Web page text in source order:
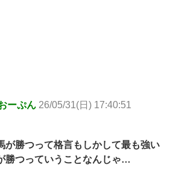
ーぷん 26/05/31(日) 17:40:51
が勝つって格言もしかして最も強い
勝つっていうことなんじゃ…